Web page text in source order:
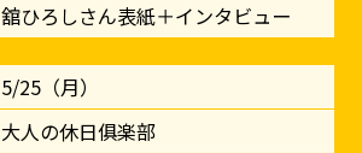
舘ひろしさん表紙＋インタビュー
5/25（月）
大人の休日俱楽部